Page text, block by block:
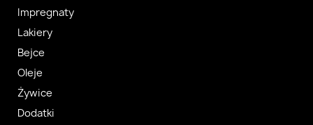
Impregnaty
Lakiery
Bejce
Oleje
Żywice
Dodatki